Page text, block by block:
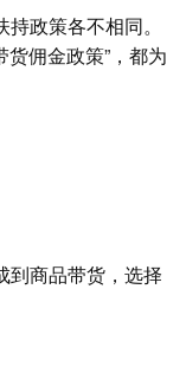
政策各不相同。
货佣金政策”，都为
到商品带货，选择